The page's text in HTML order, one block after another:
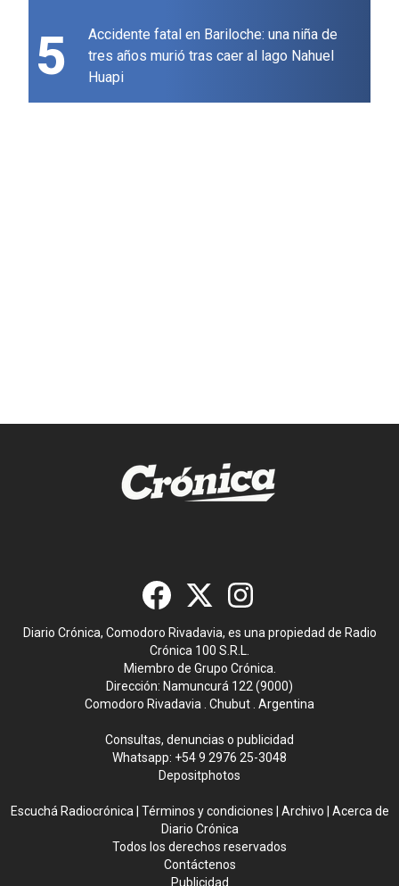
5
Accidente fatal en Bariloche: una niña de
tres años murió tras caer al lago Nahuel
Huapi
Diario Crónica, Comodoro Rivadavia, es una propiedad de Radio
Crónica 100 S.R.L.
Miembro de Grupo Crónica.
Dirección: Namuncurá 122 (9000)
Comodoro Rivadavia . Chubut . Argentina
Consultas, denuncias o publicidad
Whatsapp: +54 9 2976 25-3048
Depositphotos
Escuchá Radiocrónica Términos y condiciones Archivo
Acerca de
Diario Crónica
Todos los derechos reservados
Contáctenos
Publicidad